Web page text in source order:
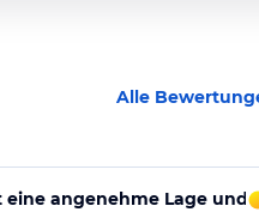
Alle
eine angenehme Lage und